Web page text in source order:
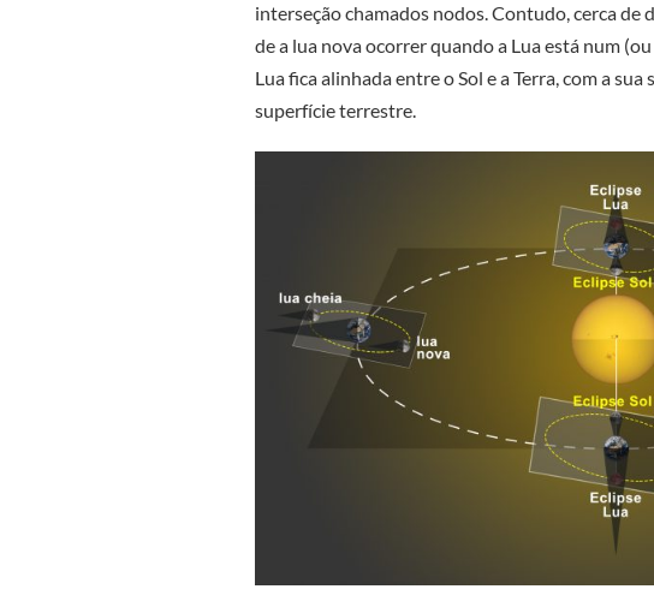
interseção chamados nodos. Contudo, cerca de
de a lua nova ocorrer quando a Lua está num
Lua fica alinhada entre o Sol e a Terra, com a
superfície terrestre.